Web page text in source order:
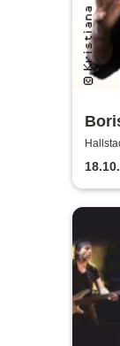
und